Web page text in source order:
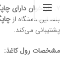
بله، این دستگاه از
پشتیبانی می‌کند.
مشخصات رول کاغذ: